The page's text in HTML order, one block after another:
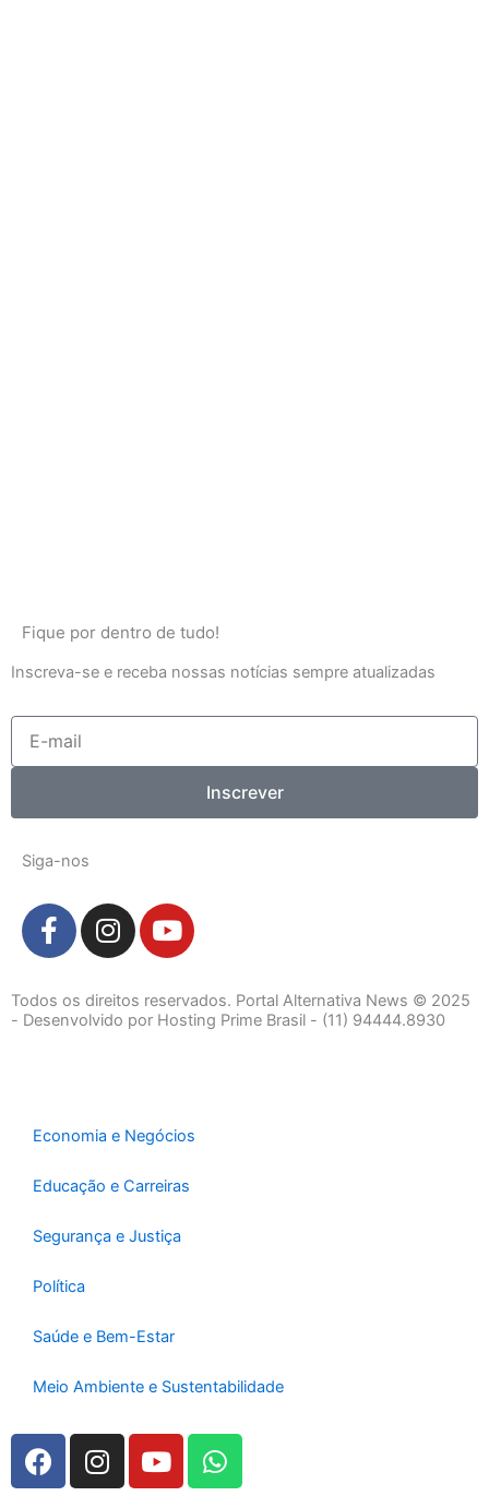
Fique por dentro de tudo!
Inscreva-se e receba nossas notícias sempre atualizadas
mail
Inscrever
Siga-nos
F
a
e
b
-
I
n
t
a
m
Y
o
t
u
Todos os direitos reservados. Portal Alternativa News © 2025
- Desenvolvido por Hosting Prime Brasil - (11) 94444.8930
Economia e Negócios
Educação e Carreiras
Segurança e Justiça
Política
Saúde e Bem-Estar
Meio Ambiente e Sustentabilidade
F
a
I
n
Y
o
W
h